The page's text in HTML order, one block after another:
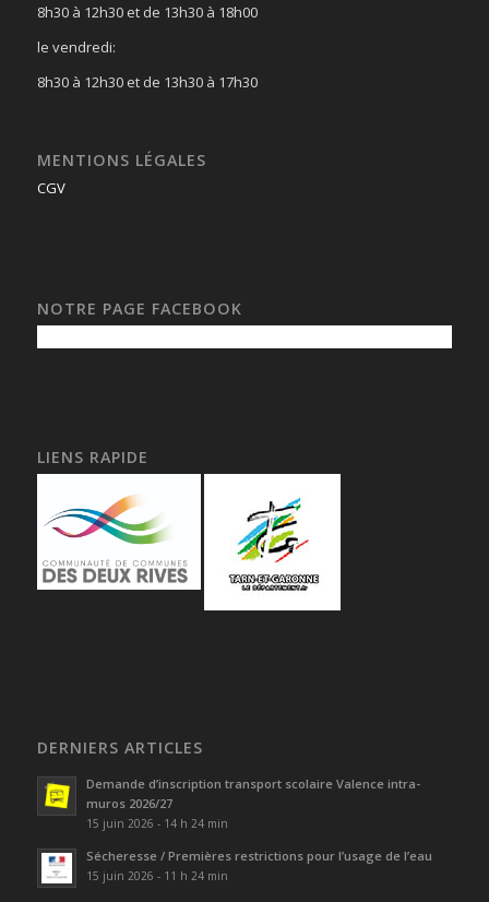
8h30 à 12h30 et de 13h30 à 18h00
le vendredi:
8h30 à 12h30 et de 13h30 à 17h30
MENTIONS LÉGALES
CGV
NOTRE PAGE FACEBOOK
LIENS RAPIDE
DERNIERS ARTICLES
Demande d’inscription transport scolaire Valence intra-
muros 2026/27
15 juin 2026 - 14 h 24 min
Sécheresse / Premières restrictions pour l’usage de l’eau
15 juin 2026 - 11 h 24 min